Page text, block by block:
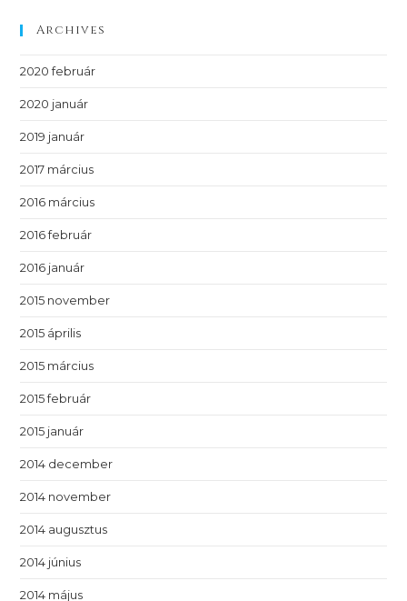
Archives
2020 február
2020 január
2019 január
2017 március
2016 március
2016 február
2016 január
2015 november
2015 április
2015 március
2015 február
2015 január
2014 december
2014 november
2014 augusztus
2014 június
2014 május